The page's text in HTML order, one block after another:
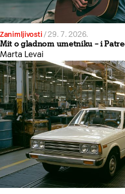
Zanimljivosti /29. 7. 2026.
Mit o gladnom umetniku – i
Marta Levai